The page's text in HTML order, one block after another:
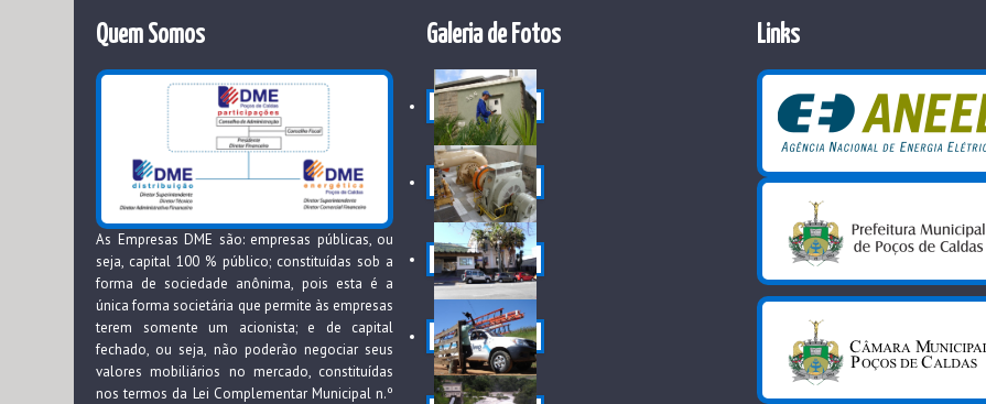
Quem Somos
As Empresas DME são: empresas públicas, ou
seja, capital 100 % público; constituídas sob a
forma de sociedade anônima, pois esta é a
única forma societária que permite às empresas
terem somente um acionista; e de capital
fechado, ou seja, não poderão negociar seus
valores mobiliários no mercado, constituídas
nos termos da Lei Complementar Municipal n.º
Galeria de Fotos Links